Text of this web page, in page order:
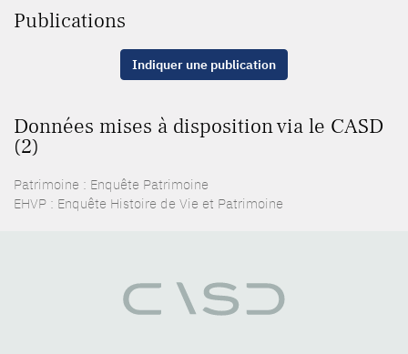
Publications
Indiquer une publication
Données mises à disposition via le CASD
(2)
Patrimoine : Enquête Patrimoine
EHVP : Enquête Histoire de Vie et Patrimoine